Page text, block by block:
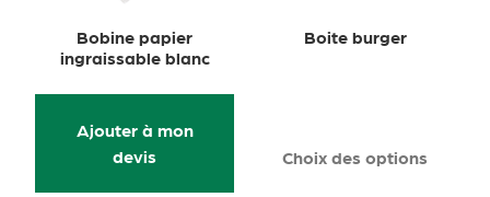
Bobine papier
ingraissable blanc
Ajouter à mon
devis
Boite burger
Choix des options